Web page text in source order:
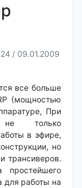
/ 09.01.2009
все больше
(мощностью
При
только
в эфире,
но
трансиверов.
для работы на